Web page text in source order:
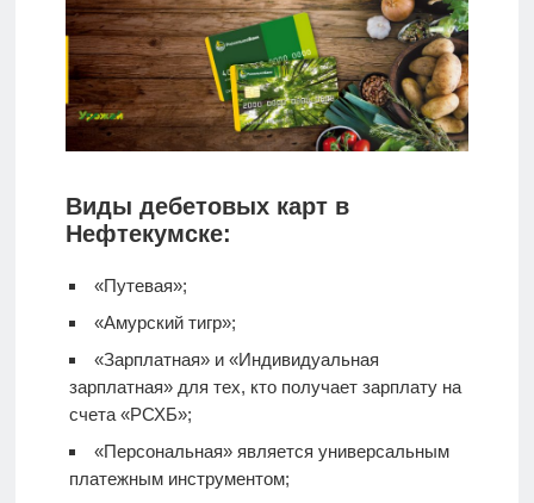
Виды дебетовых карт в
Нефтекумске:
«Путевая»;
«Амурский тигр»;
«Зарплатная» и «Индивидуальная
зарплатная» для тех, кто получает зарплату на
счета «РСХБ»;
«Персональная» является универсальным
платежным инструментом;